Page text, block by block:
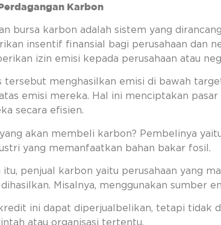
Karbon
bursa karbon adalah sistem yang
insentif finansial bagi perusahaan dan
izin emisi kepada perusahaan atau
tersebut menghasilkan emisi di bawah
emisi mereka. Hal ini menciptakan
secara efisien.
yang akan membeli karbon? Pembelinya
yang memanfaatkan bahan bakar fosil.
itu, penjual karbon yaitu perusahaan yang
Misalnya, menggunakan sumber
ini dapat diperjualbelikan, tetapi tidak
atau organisasi tertentu.